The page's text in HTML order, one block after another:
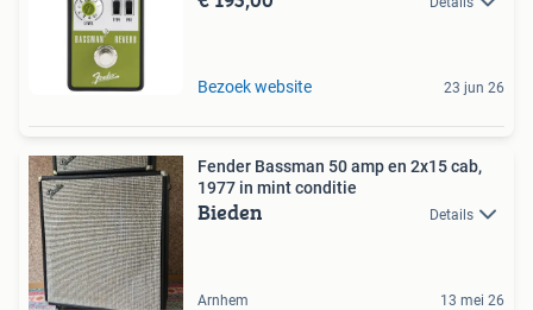
Bezoek website 23 jun 26
Fender Bassman 50 amp en 2x15 cab,
1977 in mint conditie
Bieden Details
Arnhem 13 mei 26